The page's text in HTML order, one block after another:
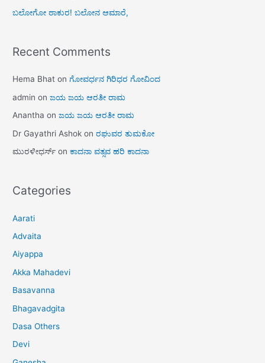
ಬಲೋಗೋ ಠಾಕುರ! ಬಲೋನ ಆಮಾರೆ,
Recent Comments
Hema Bhat onಗೋವರ್ಧನ ಗಿರಿಧರ ಗೋವಿಂದ
admin onಜಯ ಜಯ ಆರತೀ ರಾಮ
Anantha onಜಯ ಜಯ ಆರತೀ ರಾಮ
Dr Gayathri Ashok onರಘುವರ ತುಮಕೋ
ಮುರಳೀಧರ್ಸ್ onಕಾದನಾ ವತ್ಸವ ಹರಿ ಕಾದನಾ
Categories
Aarati
Advaita
Aiyappa
Akka Mahadevi
Basavanna
Bhagavadgita
Dasa Others
Devi